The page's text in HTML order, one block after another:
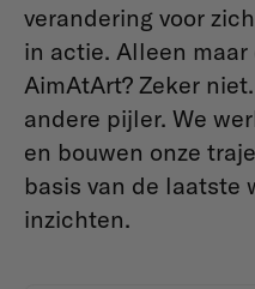
verandering voor
in actie. Alleen
AimAtArt? Zeker
andere pijler. We
en bouwen onze
basis van de laatste
inzichten.